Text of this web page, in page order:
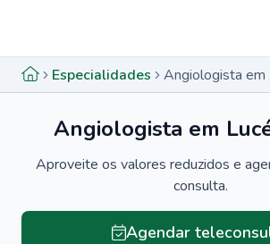
Especialidades
Angiologista em
Aproveite os valores reduzidos e
consulta.
Agendar